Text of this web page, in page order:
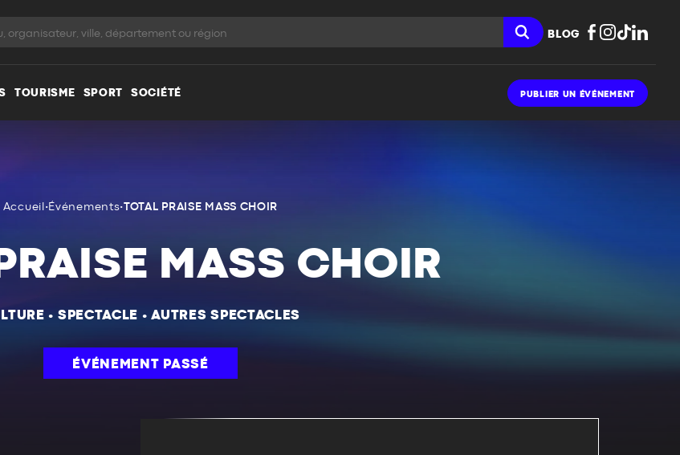
BLOG
TOURISME SPORT SOCIÉTÉ PUBLIER UN ÉVÉNEMENT
Accueil •Événements•TOTAL PRAISE MASS CHOIR
MASS CHOIR
• SPECTACLE •AUTRES SPECTACLES
ÉVÉNEMENT PASSÉ